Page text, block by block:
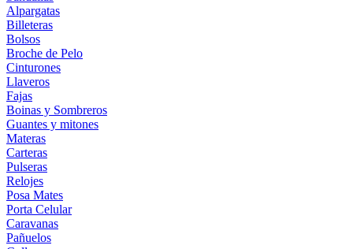
Alpargatas
Billeteras
Bolsos
Broche de Pelo
Cinturones
Llaveros
Fajas
Boinas y Sombreros
Guantes y mitones
Materas
Carteras
Pulseras
Relojes
Posa Mates
Porta Celular
Caravanas
Pañuelos